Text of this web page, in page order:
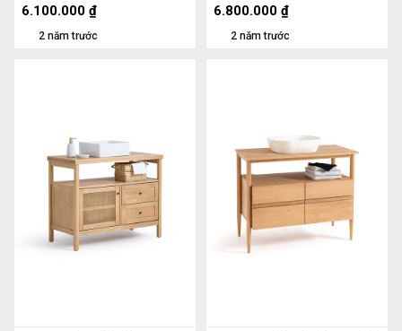
2 năm trước
6.100.000 ₫
2 năm trước
6.800.000 ₫